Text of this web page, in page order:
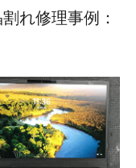
れ修理事例：